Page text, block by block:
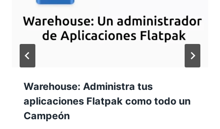
Warehouse: Administra tus
aplicaciones Flatpak como todo un
Campeón